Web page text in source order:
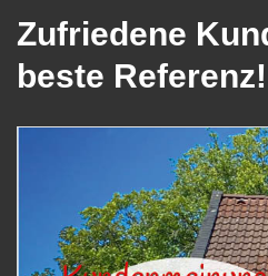
Zufriedene
beste Referenz!